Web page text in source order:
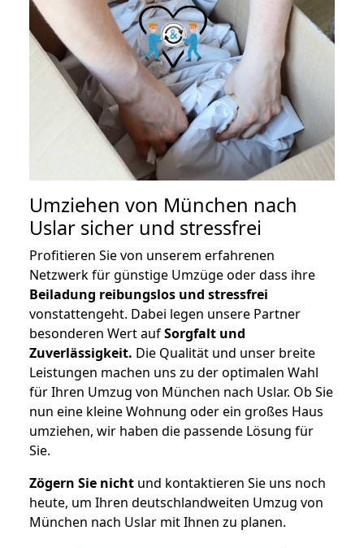
Umziehen von München nach
Uslar sicher und stressfrei
Profitieren Sie von unserem erfahrenen
Netzwerk für günstige Umzüge oder dass ihre
Beiladung reibungslos und stressfrei
vonstattengeht. Dabei legen unsere Partner
besonderen Wert aufSorgfalt und
Zuverlässigkeit. Die Qualität und unser breite
Leistungen machen uns zu der optimalen Wahl
für Ihren Umzug von München nach Uslar. Ob Sie
nun eine kleine Wohnung oder ein großes Haus
umziehen, wir haben die passende Lösung für
Sie.
Zögern Sie nicht und kontaktieren Sie uns noch
heute, um Ihren deutschlandweiten Umzug von
München nach Uslar mit Ihnen zu planen.